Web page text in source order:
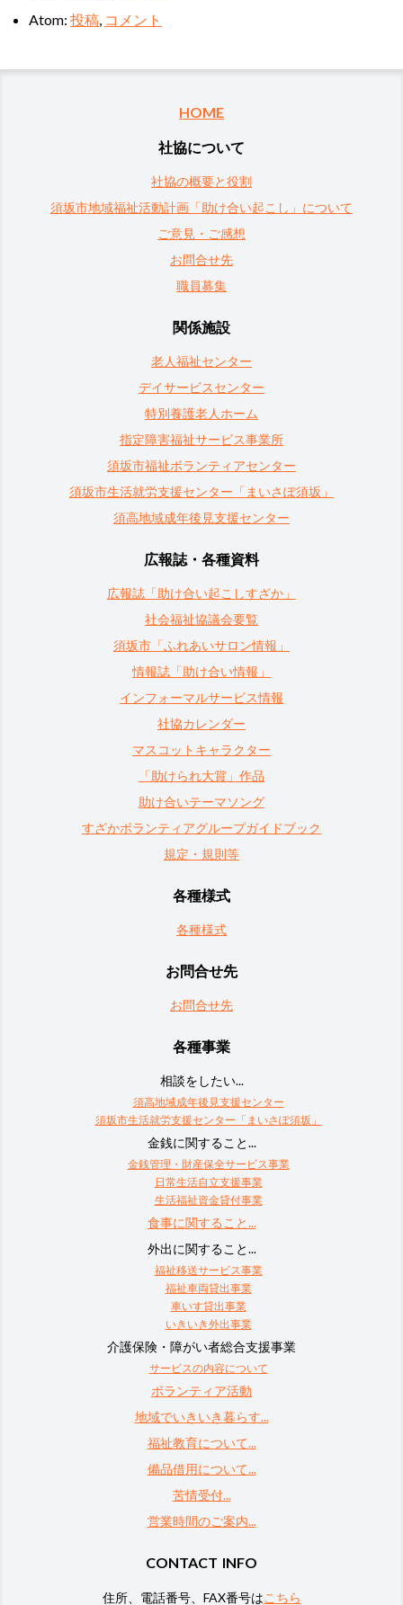
Atom: 投稿, コメント
HOME
社協について
社協の概要と役割
須坂市地域福祉活動計画「助け合い起こし」について
ご意見・ご感想
お問合せ先
職員募集
関係施設
老人福祉センター
デイサービスセンター
特別養護老人ホーム
指定障害福祉サービス事業所
須坂市福祉ボランティアセンター
須坂市生活就労支援センター「まいさぽ須坂」
須高地域成年後見支援センター
広報誌・各種資料
広報誌「助け合い起こしすざか」
社会福祉協議会要覧
須坂市「ふれあいサロン情報」
情報誌「助け合い情報」
インフォーマルサービス情報
社協カレンダー
マスコットキャラクター
「助けられ大賞」作品
助け合いテーマソング
すざかボランティアグループガイドブック
規定・規則等
各種様式
各種様式
お問合せ先
お問合せ先
各種事業
相談をしたい...
須高地域成年後見支援センター
須坂市生活就労支援センター「まいさぽ須坂」
金銭に関すること...
金銭管理・財産保全サービス事業
日常生活自立支援事業
生活福祉資金貸付事業
食事に関すること...
外出に関すること...
福祉移送サービス事業
福祉車両貸出事業
車いす貸出事業
いきいき外出事業
介護保険・障がい者総合支援事業
サービスの内容について
ボランティア活動
地域でいきいき暮らす...
福祉教育について...
備品借用について...
苦情受付...
営業時間のご案内...
CONTACT INFO
住所、電話番号、FAX番号はこちら